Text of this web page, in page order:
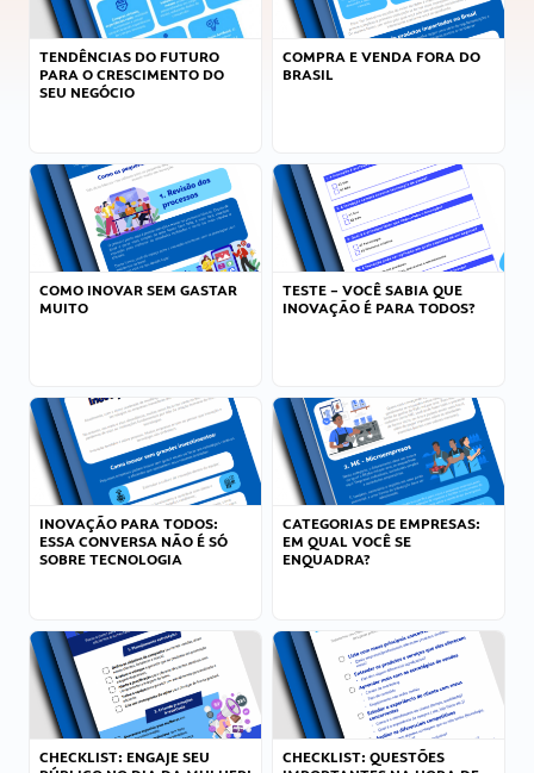
TENDÊNCIAS DO FUTURO
PARA O CRESCIMENTO DO
SEU NEGÓCIO
COMPRA E VENDA FORA DO
BRASIL
COMO INOVAR SEM GASTAR
MUITO
TESTE – VOCÊ SABIA QUE
INOVAÇÃO É PARA TODOS?
INOVAÇÃO PARA TODOS:
ESSA CONVERSA NÃO É SÓ
SOBRE TECNOLOGIA
CATEGORIAS DE EMPRESAS:
EM QUAL VOCÊ SE
ENQUADRA?
CHECKLIST: ENGAJE SEU
CHECKLIST: QUESTÕES